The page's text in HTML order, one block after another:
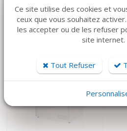
ultrasons
Prix sur devis
Ce site utilise des cookies et
ceux que vous souhaitez
les accepter ou de les refuser
site internet.
Tout Refuser